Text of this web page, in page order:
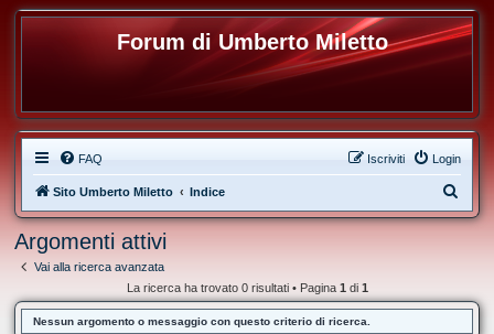
Forum di Umberto Miletto
FAQ Login
Iscriviti
Sito Umberto Miletto Indice
e
a
Argomenti attivi
Vai alla ricerca avanzata
La ricerca ha trovato 0 risultati • Pagina 1 di 1
Nessun argomento o messaggio con questo criterio di ricerca.